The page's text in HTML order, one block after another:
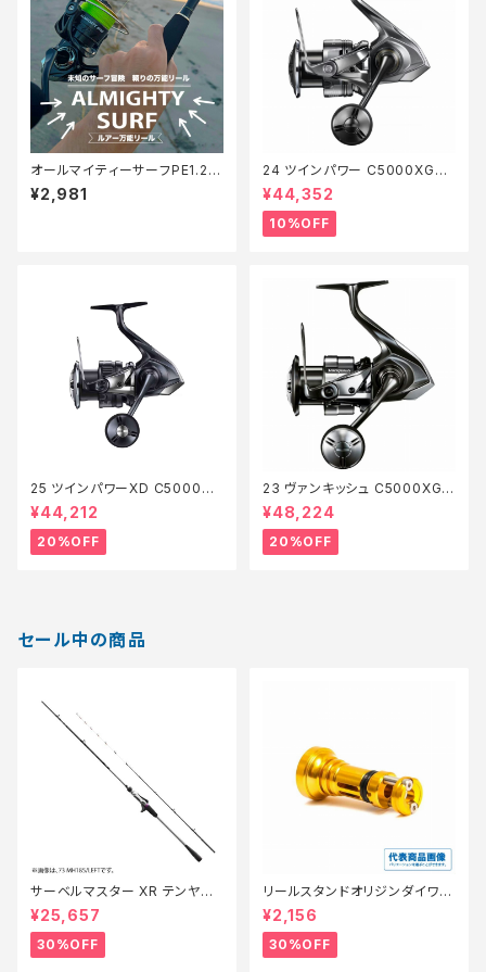
オールマイティーサーフPE1.2 2
00m【Tオリ】
¥2,981
24 ツインパワー C5000XG
【継続セール_リール】【10】
¥44,352
10%OFF
25 ツインパワーXD C5000XG
【特価リール】【20】
¥44,212
20%OFF
23 ヴァンキッシュ C5000XG
【特価リール】【20】
¥48,224
20%OFF
セール中の商品
サーベルマスター XR テンヤ
73MH 185R【特価ロッド】【30】
¥25,657
30%OFF
リールスタンドオリジンダイワ V
er3 ゴールド【特価リール】【3
0】
¥2,156
30%OFF